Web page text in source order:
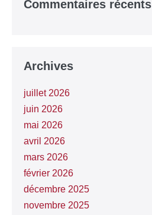
Commentaires récents
Archives
juillet 2026
juin 2026
mai 2026
avril 2026
mars 2026
février 2026
décembre 2025
novembre 2025